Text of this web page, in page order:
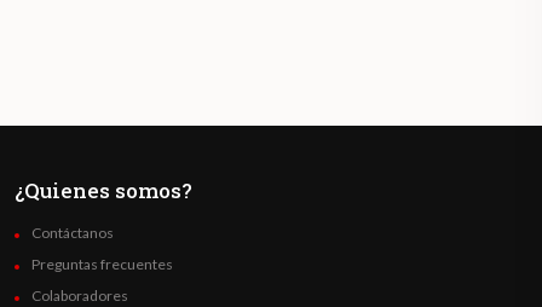
¿Quienes somos?
Contáctanos
Preguntas frecuentes
Colaboradores